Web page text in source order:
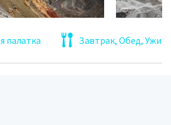
палатка Завтрак, Обед, Ужин